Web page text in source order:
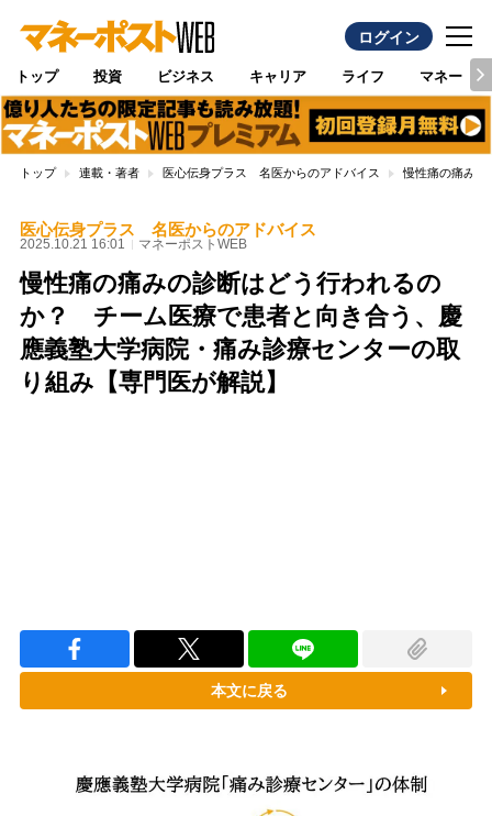
ログイン
トップ 投資 ビジネス キャリア ライフ マネー
トップ 連載・著者 医心伝身プラス 名医からのアドバイス 慢性痛の痛み
医心伝身プラス 名医からのアドバイス
2025.10.21 16:01 マネーポストWEB
慢性痛の痛みの診断はどう行われるの
か？ チーム医療で患者と向き合う、慶
應義塾大学病院・痛み診療センターの取
り組み【専門医が解説】
本文に戻る